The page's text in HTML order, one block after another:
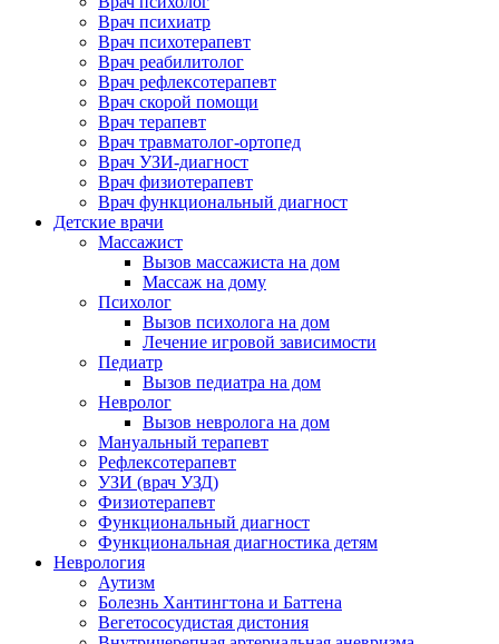
Врач психиатр
Врач психотерапевт
Врач реабилитолог
Врач рефлексотерапевт
Врач скорой помощи
Врач терапевт
Врач травматолог-ортопед
Врач УЗИ-диагност
Врач физиотерапевт
Врач функциональный диагност
Детские врачи
Массажист
Вызов массажиста на дом
Массаж на дому
Психолог
Вызов психолога на дом
Лечение игровой зависимости
Педиатр
Вызов педиатра на дом
Невролог
Вызов невролога на дом
Мануальный терапевт
Рефлексотерапевт
УЗИ (врач УЗД)
Физиотерапевт
Функциональный диагност
Функциональная диагностика детям
Неврология
Аутизм
Болезнь Хантингтона и Баттена
Вегетососудистая дистония